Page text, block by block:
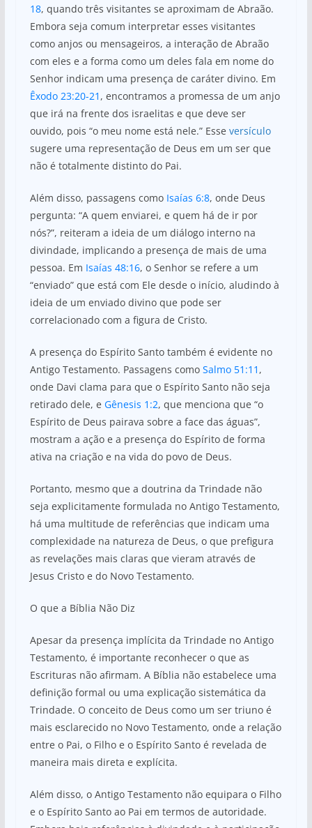
18, quando três visitantes se aproximam de Abraão.
Embora seja comum interpretar esses visitantes
como anjos ou mensageiros, a interação de Abraão
com eles e a forma como um deles fala em nome do
Senhor indicam uma presença de caráter divino. Em
Êxodo 23:20-21 , encontramos a promessa de um anjo
que irá na frente dos israelitas e que deve ser
ouvido, pois “o meu nome está nele.” Esse versículo
sugere uma representação de Deus em um ser que
não é totalmente distinto do Pai.
Além disso, passagens como Isaías 6:8, onde Deus
pergunta: “A quem enviarei, e quem há de ir por
nós?”, reiteram a ideia de um diálogo interno na
divindade, implicando a presença de mais de uma
pessoa. Em Isaías 48:16, o Senhor se refere a um
“enviado” que está com Ele desde o início, aludindo à
ideia de um enviado divino que pode ser
correlacionado com a figura de Cristo.
A presença do Espírito Santo também é evidente no
Antigo Testamento. Passagens como Salmo 51:11 ,
onde Davi clama para que o Espírito Santo não seja
retirado dele, e Gênesis 1:2, que menciona que “o
Espírito de Deus pairava sobre a face das águas”,
mostram a ação e a presença do Espírito de forma
ativa na criação e na vida do povo de Deus.
Portanto, mesmo que a doutrina da Trindade não
seja explicitamente formulada no Antigo Testamento,
há uma multitude de referências que indicam uma
complexidade na natureza de Deus, o que prefigura
as revelações mais claras que vieram através de
Jesus Cristo e do Novo Testamento.
O que a Bíblia Não Diz
Apesar da presença implícita da Trindade no Antigo
Testamento, é importante reconhecer o que as
Escrituras não afirmam. A Bíblia não estabelece uma
definição formal ou uma explicação sistemática da
Trindade. O conceito de Deus como um ser triuno é
mais esclarecido no Novo Testamento, onde a relação
entre o Pai, o Filho e o Espírito Santo é revelada de
maneira mais direta e explícita.
Além disso, o Antigo Testamento não equipara o Filho
e o Espírito Santo ao Pai em termos de autoridade.